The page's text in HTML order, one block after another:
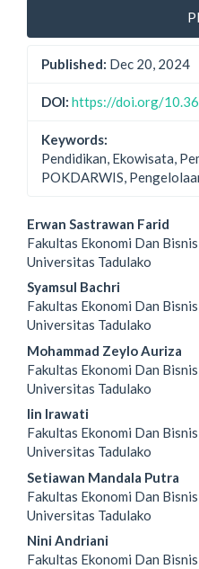
Published: Dec 20, 2024
DOI: https://doi.org/
Keywords:
Pendidikan, Ekowisata,
POKDARWIS,
Main
Article
Content
Erwan Sastrawan Farid
Fakultas Ekonomi Dan
Universitas Tadulako
Syamsul Bachri
Fakultas Ekonomi Dan
Universitas Tadulako
Mohammad Zeylo Auriza
Fakultas Ekonomi Dan
Universitas Tadulako
Iin Irawati
Fakultas Ekonomi Dan
Universitas Tadulako
Setiawan Mandala Putra
Fakultas Ekonomi Dan
Universitas Tadulako
Nini Andriani
Fakultas Ekonomi Dan